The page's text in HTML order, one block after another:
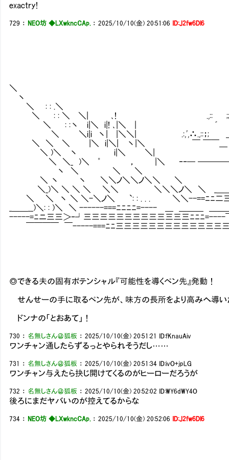
exactry!
729 ： NEO坊 ◆LXwkncCAp. ：2025/10/10(金) 20:51:06 ID:J2fw6Dl6
＼ : :
＼ : : ＼ ＼| ､!
＼ : :丶 i|＼ i|! ､|
＼ ＼i|i 丶| |＼＼| .:,',∴.,::；;
＼ ＼ ＼ |＼ i|＼| 丶|＼ ￣ ￣￣＿
＼ )＼ 丶 i|＼ ＼| ￣ ￣￣￣ ￣二 二二
＼ ＼_ )＼ ゜ ， |＼ ‐‐─ ────── ──==ﾆﾆﾆﾆ
丶 ＼ ＼ ＼ ￣ ￣￣￣＿＿＿二 二
＼ 丶 丶 ＼＼ノ＼＼ノ
＼_)＼ ＼ ＼ ＼ ＼＼ ＼＼＼ノ＼
＼ ＼ 丶 ＼ ＼-＼ノ＼ `: : . . .
_＿＿__)＼: : )＼ ＼ ------===ﾆﾆﾆﾆ
-----=ﾆニ三三＞‐┘三三三三三三三三
￣￣￣￣ ￣-----===ﾆﾆ三三三三三三三三三
◎できる夫の固有ポテンシャル『可能性を導くペン先』発動！
せんせーの手に取るペン先が、味方の長所をより高みへ導いた
ドンナの「とおあて」！
730 ： 名無しさん＠狐板 ：2025/10/10(金) 20:51:21 ID:fKnauAiv
ワンチャン通したらずるっとやられそうだし……
731 ： 名無しさん＠狐板 ：2025/10/10(金) 20:51:34 ID:ivO+jpLG
ワンチャン与えたら抉じ開けてくるのがヒーローだろうが
732 ： 名無しさん＠狐板 ：2025/10/10(金) 20:52:02 ID:WY6dWY4O
後ろにまだヤバいのが控えてるからな
734 ： NEO坊 ◆LXwkncCAp. ：2025/10/10(金) 20:52:06 ID:J2fw6Dl6